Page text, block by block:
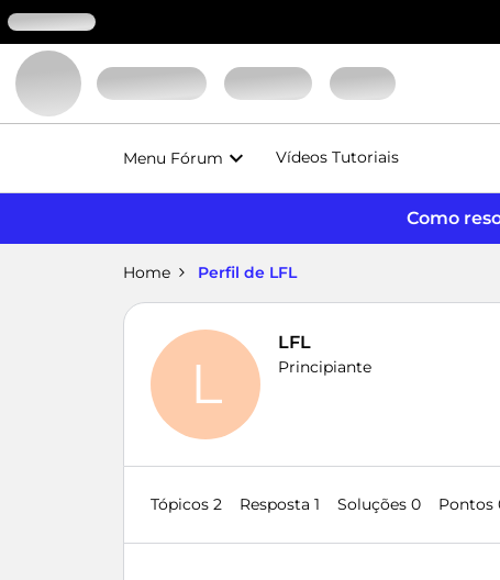
Menu Fórum Vídeos Tutoriais
Como
Home Perfil de LFL
L
LFL
Principiante
Tópicos 2 Resposta 1 Soluções 0 Pontos